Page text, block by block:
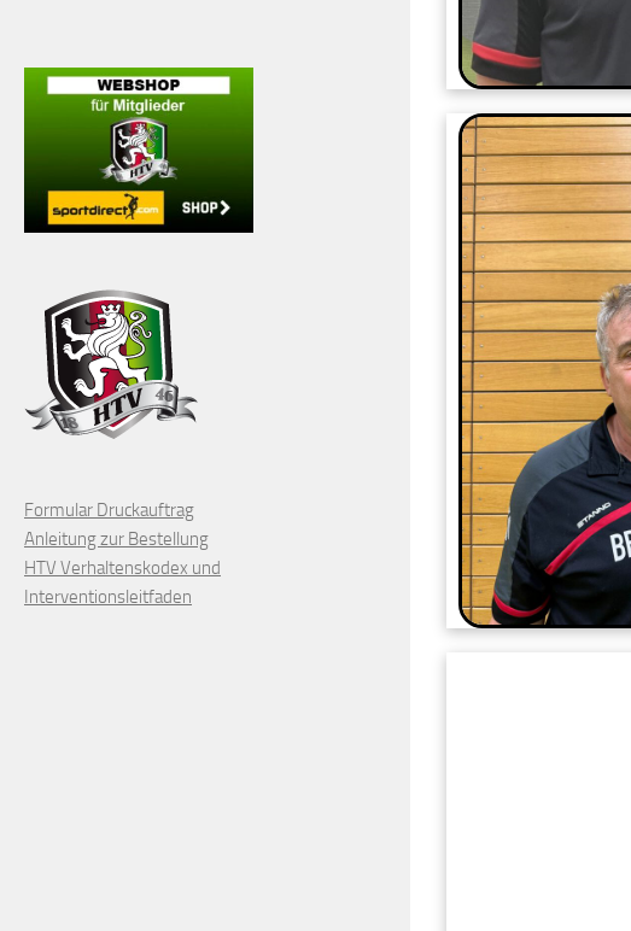
Formular Druckauftrag
Anleitung zur Bestellung
HTV Verhaltenskodex und
Interventionsleitfaden